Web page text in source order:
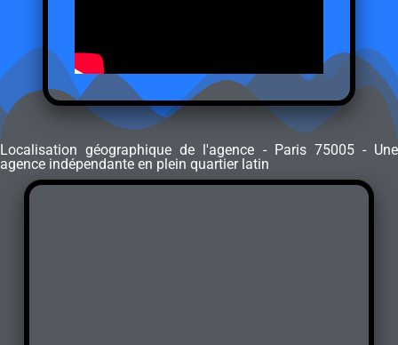
Localisation géographique de l'agence - Paris 75005 - Une
agence indépendante en plein quartier latin